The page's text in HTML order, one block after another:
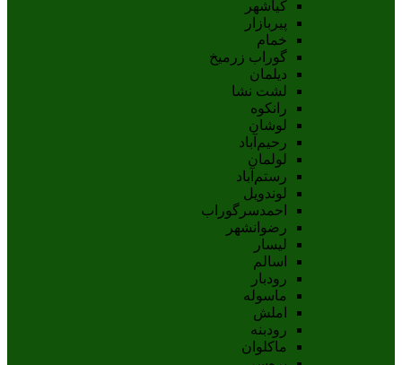
کیاشهر
پیربازار
خمام
گوراب زرمیخ
دیلمان
لشت نشا
رانکوه
لوشان
رحیم‌آباد
لولمان
رستم‌آباد
لوندویل
احمدسرگوراب
رضوانشهر
لیسار
اسالم
رودبار
ماسوله
املش
رودبنه
ماکلوان